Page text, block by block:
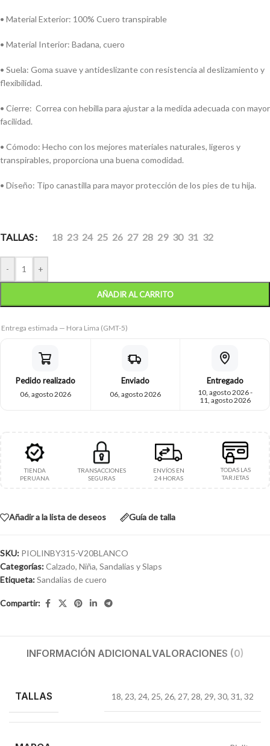
• Material Exterior: 100% Cuero transpirable
• Material Interior: Badana, cuero
• Suela: Goma suave y antideslizante con resistencia al deslizamiento y
flexibilidad.
• Cierre: Correa con hebilla para ajustar a la medida adecuada con mayor
facilidad.
• Cómodo: Hecho con los mejores materiales naturales, ligeros y
transpirables, proporciona una buena comodidad.
• Diseño: Tipo canastilla para mayor protección de los pies de tu hija.
TALLAS 18 23 24 25 26 27 28 29 30 31 32
- +
AÑADIR AL CARRITO
Entrega estimada — Hora Lima (GMT-5)
Pedido realizado
06, agosto 2026
Enviado
06, agosto 2026
Entregado
10, agosto 2026 -
11, agosto 2026
TIENDA
PERUANA
TRANSACCIONES
SEGURAS
ENVÍOS EN
24 HORAS
TODAS LAS
TARJETAS
Añadir a la lista de deseos Guía de talla
SKU: PIOLINBY315-V20BLANCO
Categorías:Calzado, Niña, Sandalias y Slaps
Etiqueta:Sandalias de cuero
Compartir:
INFORMACIÓN ADICIONALVALORACIONES (0)
TALLAS 18, 23, 24, 25, 26, 27, 28, 29, 30, 31, 32